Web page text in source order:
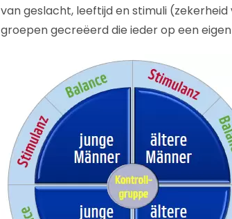
van geslacht, leeftijd en stimuli
groepen gecreëerd die ieder op een